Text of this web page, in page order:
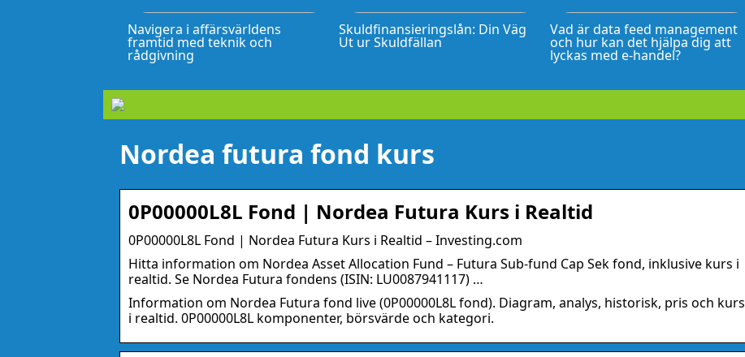
Navigera i affärsvärldens
framtid med teknik och
rådgivning
Skuldfinansieringslån: Din Väg
Ut ur Skuldfällan
Vad är data feed management
och hur kan det hjälpa dig att
lyckas med e-handel?
Nordea futura fond kurs
0P00000L8L Fond | Nordea Futura Kurs i Realtid
0P00000L8L Fond | Nordea Futura Kurs i Realtid – Investing.com
Hitta information om Nordea Asset Allocation Fund – Futura Sub-fund Cap Sek fond, inklusive kurs i
realtid. Se Nordea Futura fondens (ISIN: LU0087941117) …
Information om Nordea Futura fond live (0P00000L8L fond). Diagram, analys, historisk, pris och kurs
i realtid. 0P00000L8L komponenter, börsvärde och kategori.